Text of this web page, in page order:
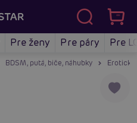
Pre ženy Pre páry Pre
BDSM, putá, biče, náhubky Erotické